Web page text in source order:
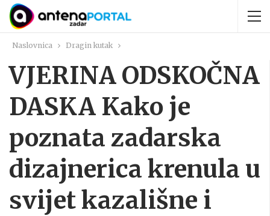
Naslovnica Dragin kutak
VJERINA ODSKOČNA
DASKA Kako je
poznata zadarska
dizajnerica krenula u
svijet kazališne i